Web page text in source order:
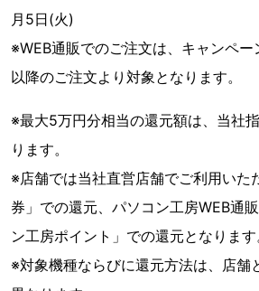
月5日(火)
※WEB通販でのご注文は、キャンペー
以降のご注文より対象となります。
※最大5万円分相当の還元額は、当社
ります。
※店舗では当社直営店舗でご利用いた
券」での還元、パソコン工房WEB通
ン工房ポイント」での還元となります
※対象機種ならびに還元方法は、店舗